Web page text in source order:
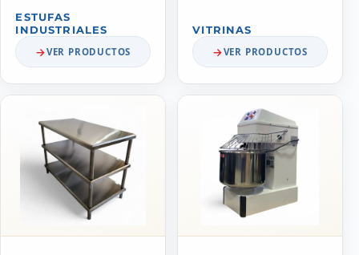
ESTUFAS
INDUSTRIALES
VER PRODUCTOS
VITRINAS
VER PRODUCTOS